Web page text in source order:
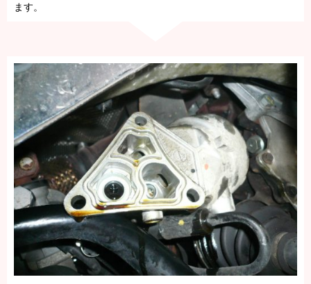
ます。